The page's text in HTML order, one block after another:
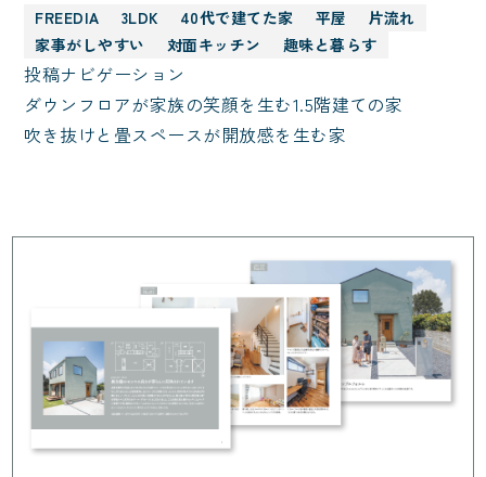
FREEDIA 3LDK 40代で建てた家 平屋
片流れ
家事がしやすい
対面キッチン 趣味と暮らす
投稿ナビゲーション
ダウンフロアが家族の笑顔を生む1.5階建ての家
吹き抜けと畳スペースが開放感を生む家